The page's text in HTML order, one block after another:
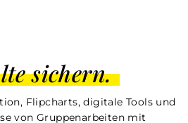
sichern.
Flipcharts, digitale Tools und
von Gruppenarbeiten mit